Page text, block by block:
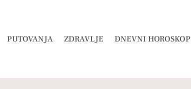
PUTOVANJA ZDRAVLJE DNEVNI HOROSKOP